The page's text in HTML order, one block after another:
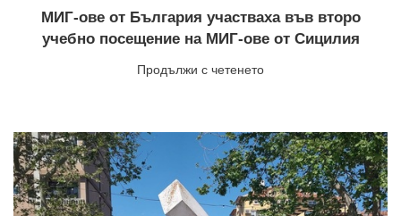
МИГ-ове от България участваха във второ
учебно посещение на МИГ-ове от Сицилия
Продължи с четенето